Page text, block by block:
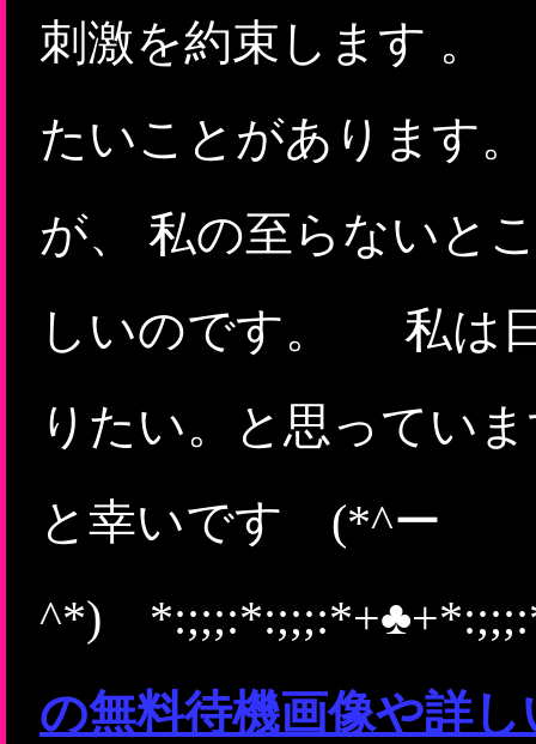
刺激を約束します
たいことがあります
が、 私の至らないと
しいのです。 私は
りたい。と思ってい
と幸いです (*^ー
^*)
の無料待機画像や詳